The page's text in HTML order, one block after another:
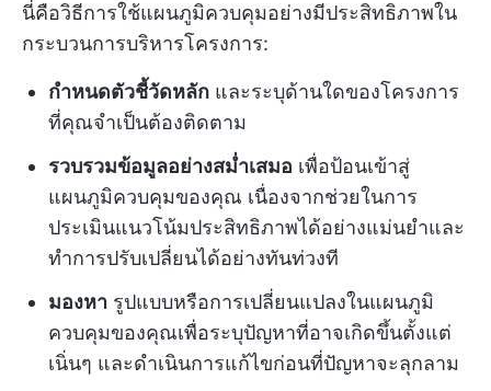
นี่คือวิธีการใช้แผนภูมิควบคุมอย่างมีประสิทธิภาพใน
กระบวนการบริหารโครงการ:
กำหนดตัวชี้วัดหลัก และระบุด้านใดของโครงการ
ที่คุณจำเป็นต้องติดตาม
รวบรวมข้อมูลอย่างสม่ำเสมอ เพื่อป้อนเข้าสู่
แผนภูมิควบคุมของคุณ เนื่องจากช่วยในการ
ประเมินแนวโน้มประสิทธิภาพได้อย่างแม่นยำและ
ทำการปรับเปลี่ยนได้อย่างทันท่วงที
มองหา รูปแบบหรือการเปลี่ยนแปลงในแผนภูมิ
ควบคุมของคุณเพื่อระบุปัญหาที่อาจเกิดขึ้นตั้งแต่
เนิ่นๆ และดำเนินการแก้ไขก่อนที่ปัญหาจะลุกลาม